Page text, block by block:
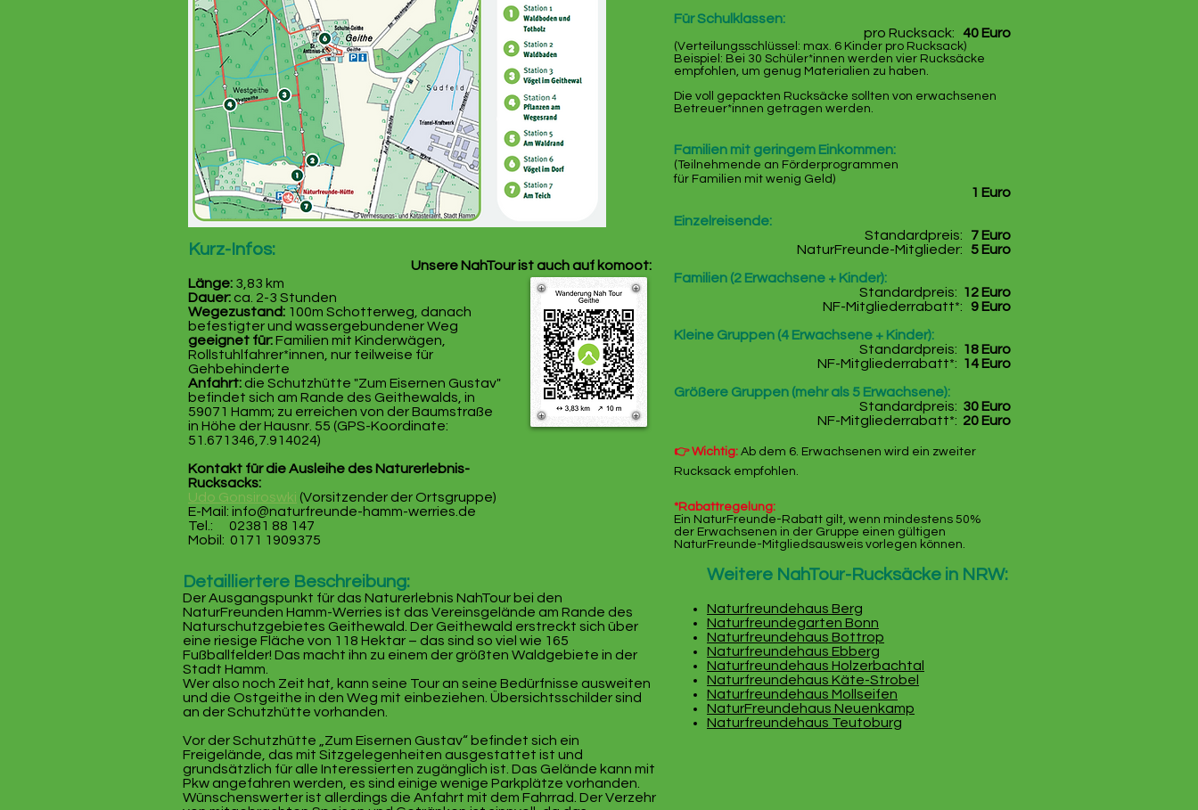
Unsere NahTour ist auch auf komoot:
Kurz-Infos:
Länge: 3,83 km
Dauer:ca. 2-3 Stunden
Wegezustand: 100m Schotterweg, danach
befestigter und wassergebundener Weg
geeignet für:Familien mit Kinderwägen,
Rollstuhlfahrer*innen, nur teilweise für
Gehbehinderte
Anfahrt:die Schutzhütte "Zum Eisernen Gustav"
befindet sich am Rande des Geithewalds, in
59071 Hamm; zu erreichen von der Baumstraße
in Höhe der Hausnr. 55 (GPS-Koordinate:
51.671346,7.914024)
Kontakt für die Ausleihe des Naturerlebnis-
Rucksacks:
Udo Gonsiroswki (Vorsitzender der Ortsgruppe)
E-Mail: info@naturfreunde-hamm-werries.de
Tel.: 02381 88 147
Mobil: 0171 1909375​
Detailliertere Beschreibung:
Der Ausgangspunkt für das Naturerlebnis NahTour bei den
NaturFreunden Hamm-Werries ist das Vereinsgelände am Rande des
Naturschutzgebietes Geithewald. Der Geithewald erstreckt sich über
eine riesige Fläche von 118 Hektar – das sind so viel wie 165
Fußballfelder! Das macht ihn zu einem der größten Waldgebiete in der
Stadt Hamm.
Wer also noch Zeit hat, kann seine Tour an seine Bedürfnisse ausweiten
und die Ostgeithe in den Weg mit einbeziehen. Übersichtsschilder sind
an der Schutzhütte vorhanden.
Vor der Schutzhütte „Zum Eisernen Gustav“ befindet sich ein
Freigelände, das mit Sitzgelegenheiten ausgestattet ist und
grundsätzlich für alle Interessierten zugänglich ist. Das Gelände kann mit
Pkw angefahren werden, es sind einige wenige Parkplätze vorhanden.
Wünschenswerter ist allerdings die Anfahrt mit dem Fahrrad. Der Verzehr
Für Schulklassen:
pro Rucksack: 40 Euro
(Verteilungsschlüssel: max. 6 Kinder pro Rucksack)
Beispiel: Bei 30 Schüler*innen werden vier Rucksäcke
empfohlen, um genug Materialien zu haben.
Die voll gepackten Rucksäcke sollten von erwachsenen
Betreuer*innen getragen werden.
Familien mit geringem Einkommen:
(Teilnehmende an Förderprogrammen
für Familien mit wenig Geld)
1 Euro
Einzelreisende:
Standardpreis: 7 Euro
NaturFreunde-Mitglieder: 5 Euro
Familien (2 Erwachsene + Kinder):
Standardpreis: 12 Euro
NF-Mitgliederrabatt*: 9 Euro
Kleine Gruppen (4 Erwachsene + Kinder):
Standardpreis: 18 Euro
NF-Mitgliederrabatt*: 14 Euro
Größere Gruppen (mehr als 5 Erwachsene):
Standardpreis: 30 Euro
NF-Mitgliederrabatt*: 20 Euro
👉 Wichtig: Ab dem 6. Erwachsenen wird ein zweiter
Rucksack empfohlen.
*Rabattregelung:
Ein NaturFreunde-Rabatt gilt, wenn mindestens 50%
der Erwachsenen in der Gruppe einen gültigen
NaturFreunde-Mitgliedsausweis vorlegen können.
​Weitere NahTour-Rucksäcke​ in NRW:
Naturfreundehaus Berg
Naturfreundegarten Bonn
Naturfreundehaus Bottrop
Naturfreundehaus Ebberg
Naturfreundehaus Holzerbachtal
Naturfreundehaus Käte-Strobel
Naturfreundehaus Mollseifen
NaturFreundehaus Neuenkamp
Naturfreundehaus Teutoburg